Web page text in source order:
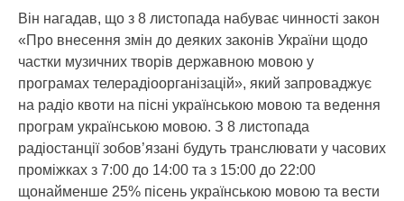
Він нагадав, що з 8 листопада набуває чинності закон
«Про внесення змін до деяких законів України щодо
частки музичних творів державною мовою у
програмах телерадіоорганізацій», який запроваджує
на радіо квоти на пісні українською мовою та ведення
програм українською мовою. З 8 листопада
радіостанції зобов’язані будуть транслювати у часових
проміжках з 7:00 до 14:00 та з 15:00 до 22:00
щонайменше 25% пісень українською мовою та вести